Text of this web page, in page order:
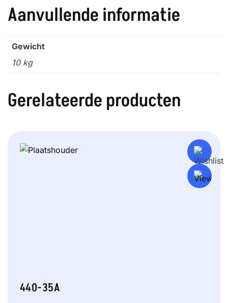
Aanvullende informatie
Gewicht
10 kg
Gerelateerde producten
440-35A